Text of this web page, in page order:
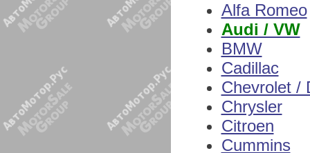
Alfa Romeo
Audi / VW
BMW
Cadillac
Chevrolet /
Chrysler
Citroen
Cummins